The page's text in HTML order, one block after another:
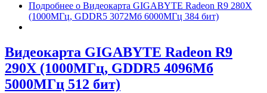
Подробнее о Видеокарта GIGABYTE Radeon R9 280X
(1000МГц, GDDR5 3072Мб 6000МГц 384 бит)
Видеокарта GIGABYTE Radeon R9
290X (1000МГц, GDDR5 4096Мб
5000МГц 512 бит)